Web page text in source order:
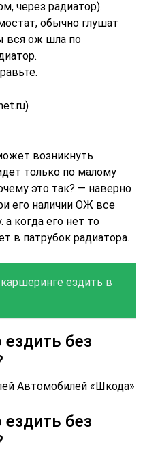
через радиатор).
обычно глушат
вся ож шла по
возникнуть
только по малому
это так? — наверно
его наличии ОЖ все
когда его нет то
в патрубок радиатора.
ездить в
без
Автомобилей «Шкода»
без